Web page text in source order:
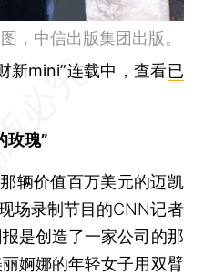
，中信出版集团出版。
新mini”连载中，查看已
玫瑰”
价值百万美元的迈凯
场录制节目的CNN记者
是创造了一家公司的那
婀娜的年轻女子用双臂